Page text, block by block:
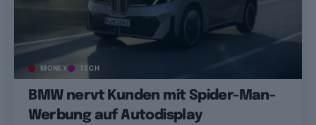
MONEY TECH
BMW nervt Kunden mit Spider-Man-
Werbung auf Autodisplay